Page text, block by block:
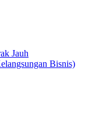
Jauh
Bisnis)